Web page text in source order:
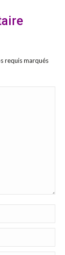
requis marqués